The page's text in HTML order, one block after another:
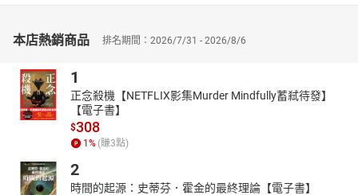
本店熱銷商品 排名期間：2026/7/31 - 2026/8/6
1
正念殺機【NETFLIX影集Murder Mindfully蓄弒待發】
【電子書】
$308
1% (賺3點)
2
時間的起源：史蒂芬．霍金的最終理論【電子書】